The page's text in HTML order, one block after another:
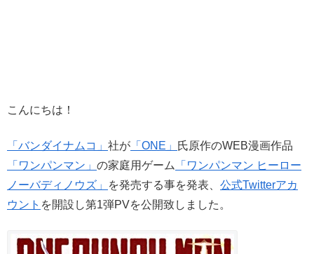
こんにちは！
「バンダイナムコ」 社が 「ONE」
氏原作のWEB漫画作品
「ワンパンマン」 の家庭用ゲーム
「ワンパンマン ヒーロー
ノーバディノウズ」
を発売する事を発表、 公式Twitterアカ
ウント を開設し第1弾PVを公開致しました。